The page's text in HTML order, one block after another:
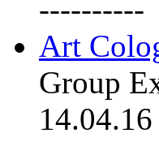
----------
Art
Group
14.04.16